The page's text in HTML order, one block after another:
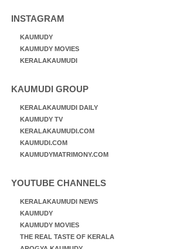
INSTAGRAM
KAUMUDY
KAUMUDY MOVIES
KERALAKAUMUDI
KAUMUDI GROUP
KERALAKAUMUDI DAILY
KAUMUDY TV
KERALAKAUMUDI.COM
KAUMUDI.COM
KAUMUDYMATRIMONY.COM
YOUTUBE CHANNELS
KERALAKAUMUDI NEWS
KAUMUDY
KAUMUDY MOVIES
THE REAL TASTE OF KERALA